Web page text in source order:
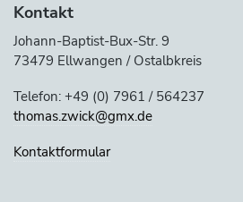
Kontakt
Johann-Baptist-Bux-Str. 9
73479 Ellwangen / Ostalbkreis
Telefon: +49 (0) 7961 / 564237
thomas.zwick@gmx.de
Kontaktformular